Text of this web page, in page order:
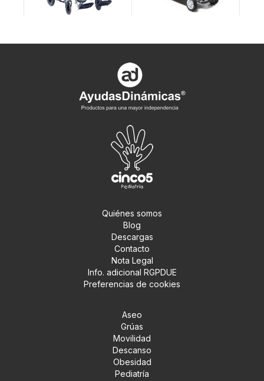
Quiénes somos
Blog
Descargas
Contacto
Nota Legal
Info. adicional RGPDUE
Preferencias de cookies
Aseo
Grúas
Movilidad
Descanso
Obesidad
Pediatría